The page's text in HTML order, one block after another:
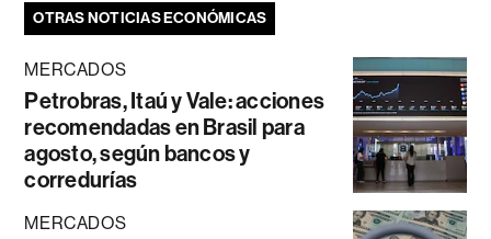
OTRAS NOTICIAS ECONÓMICAS
MERCADOS
Petrobras, Itaú y Vale: acciones
recomendadas en Brasil para
agosto, según bancos y
corredurías
MERCADOS